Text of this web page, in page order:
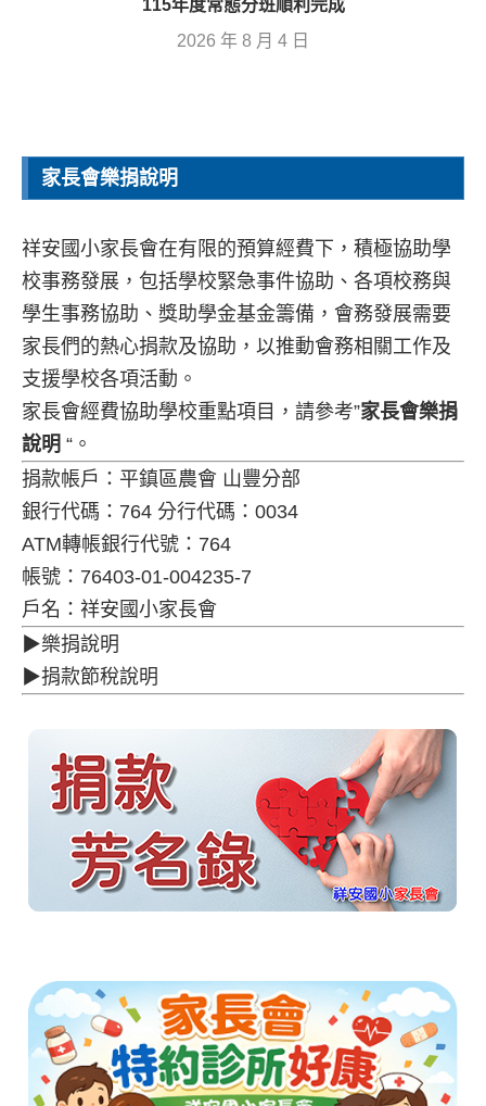
115年度常態分班順利完成
2026 年 8 月 4 日
家長會樂捐說明
祥安國小家長會在有限的預算經費下，積極協助學
校事務發展，包括學校緊急事件協助、各項校務與
學生事務協助、獎助學金基金籌備，會務發展需要
家長們的熱心捐款及協助，以推動會務相關工作及
支援學校各項活動。
家長會經費協助學校重點項目，請參考”家長會樂捐
說明 “。
捐款帳戶：平鎮區農會 山豐分部
銀行代碼：764 分行代碼：0034
ATM轉帳銀行代號：764
帳號：76403-01-004235-7
戶名：祥安國小家長會
▶樂捐說明
▶捐款節稅說明